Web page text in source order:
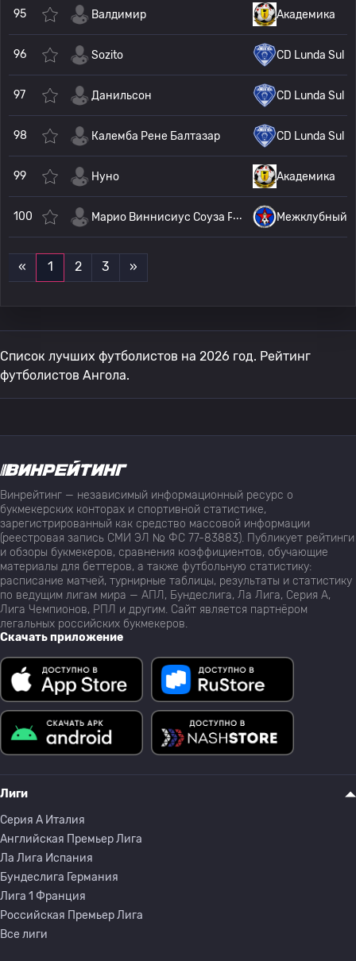
« 1 2 3 »
95 Валдимир Академика
96 Sozito CD Lunda Sul
97 Данильсон CD Lunda Sul
98 Калемба Рене Балтазар CD Lunda Sul
99 Нуно Академика
100 Марио Виннисиус Соуза РодригесМежклубный
Список лучших футболистов на 2026 год. Рейтинг
футболистов Ангола.
Винрейтинг — независимый информационный ресурс о
букмекерских конторах и спортивной статистике,
зарегистрированный как средство массовой информации
(реестровая запись СМИ ЭЛ № ФС 77-83883). Публикует рейтинги
и обзоры букмекеров, сравнения коэффициентов, обучающие
материалы для беттеров, а также футбольную статистику:
расписание матчей, турнирные таблицы, результаты и статистику
по ведущим лигам мира — АПЛ, Бундеслига, Ла Лига, Серия А,
Лига Чемпионов, РПЛ и другим. Сайт является партнёром
легальных российских букмекеров.
Скачать приложение
Лиги
Серия A Италия
Английская Премьер Лига
Ла Лига Испания
Бундеслига Германия
Лига 1 Франция
Российская Премьер Лига
Все лиги